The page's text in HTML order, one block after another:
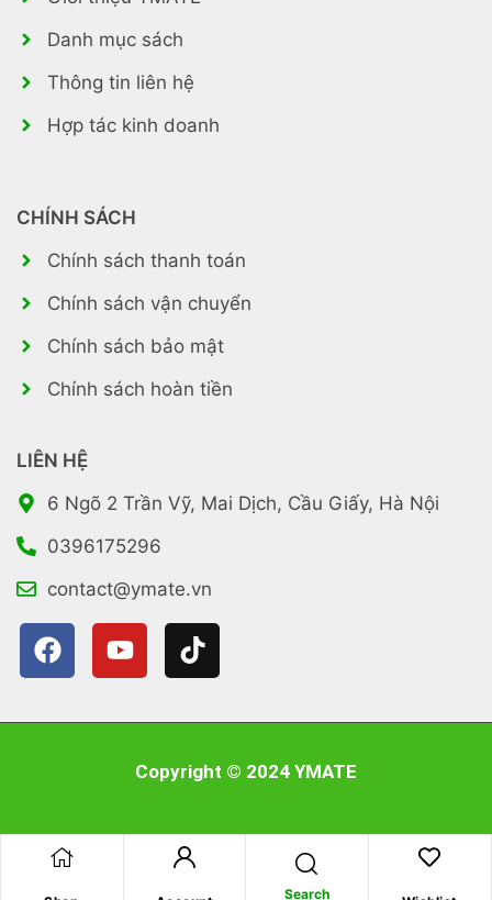
Search
Danh mục sách
Thông tin liên hệ
Hợp tác kinh doanh
CHÍNH SÁCH
Chính sách thanh toán
Chính sách vận chuyển
Chính sách bảo mật
Chính sách hoàn tiền
LIÊN HỆ
6 Ngõ 2 Trần Vỹ, Mai Dịch, Cầu Giấy, Hà Nội
0396175296
contact@ymate.vn
Copyright © 2024 YMATE